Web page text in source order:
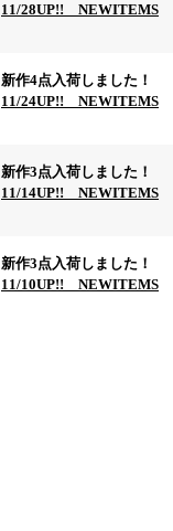
11/28UP!! NEWITEMS
新作4点入荷しました！
11/24UP!! NEWITEMS
新作3点入荷しました！
11/14UP!! NEWITEMS
新作3点入荷しました！
11/10UP!! NEWITEMS